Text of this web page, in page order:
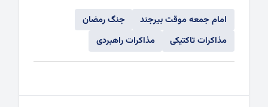
امام جمعه موقت بیرجند
جنگ رمضان
مذاکرات تاکتیکی
مذاکرات راهبردی